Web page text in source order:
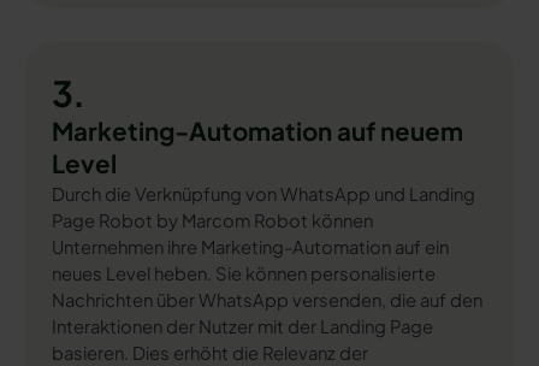
3.
Marketing-Automation auf neuem
Level
Durch die Verknüpfung von WhatsApp und Landing
Page Robot by Marcom Robot können
Unternehmen ihre Marketing-Automation auf ein
neues Level heben. Sie können personalisierte
Nachrichten über WhatsApp versenden, die auf den
Interaktionen der Nutzer mit der Landing Page
basieren. Dies erhöht die Relevanz der